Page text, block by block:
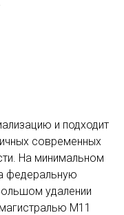
и подходит
современных
На минимальном
федеральную
удалении
М11